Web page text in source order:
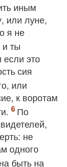
иным
или луне,
я не
и ты
это
сия
или
к воротам
По
не
одного
быть на